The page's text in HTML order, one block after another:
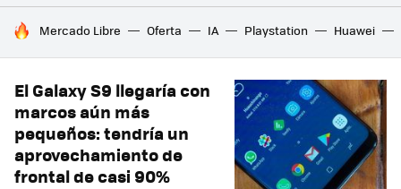
HOY SE HABLA DE
Mercado Libre Oferta IA Playstation Huawei
El Galaxy S9 llegaría con
marcos aún más
pequeños: tendría un
aprovechamiento de
frontal de casi 90%